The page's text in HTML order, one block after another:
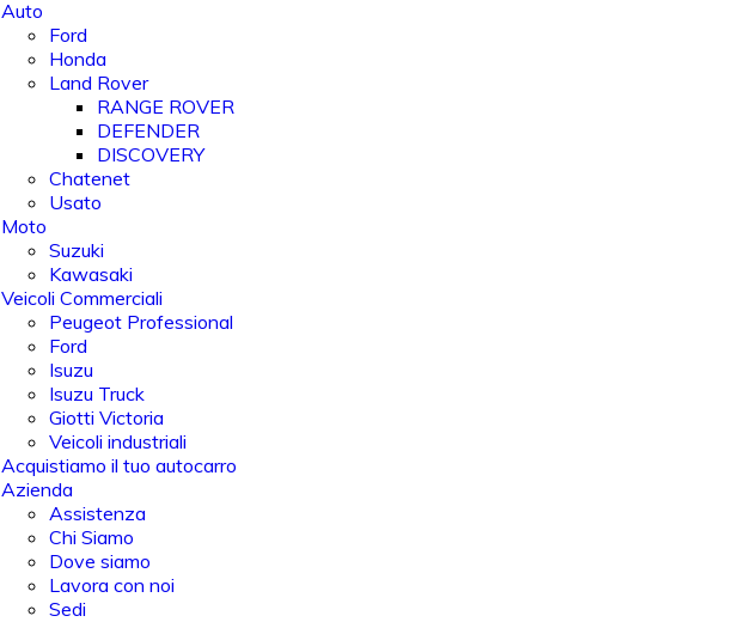
Auto
Ford
Honda
Land Rover
RANGE ROVER
DEFENDER
DISCOVERY
Chatenet
Usato
Moto
Suzuki
Kawasaki
Veicoli Commerciali
Peugeot Professional
Ford
Isuzu
Isuzu Truck
Giotti Victoria
Veicoli industriali
Acquistiamo il tuo autocarro
Azienda
Assistenza
Chi Siamo
Dove siamo
Lavora con noi
Sedi